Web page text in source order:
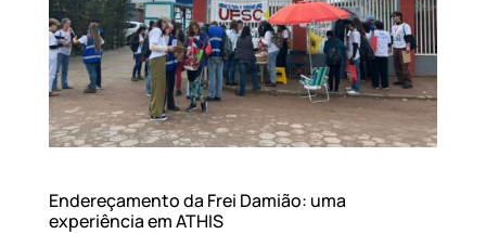
Endereçamento da Frei Damião: uma
experiência em ATHIS